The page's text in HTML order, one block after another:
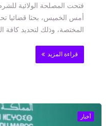
فتحت المصلحة الولائية
أمس الخميس، بحثا قضائيا
المختصة، وذلك لتحديد كافة
قراءة المزيد
أخبار